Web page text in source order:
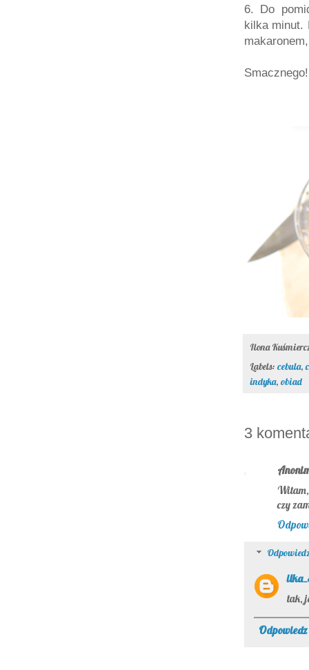
6. Do
kilka minut.
Ilona
Labels: cebula,
indyka, obiad
3
Witam,
czy
tak,
Odpowiedz